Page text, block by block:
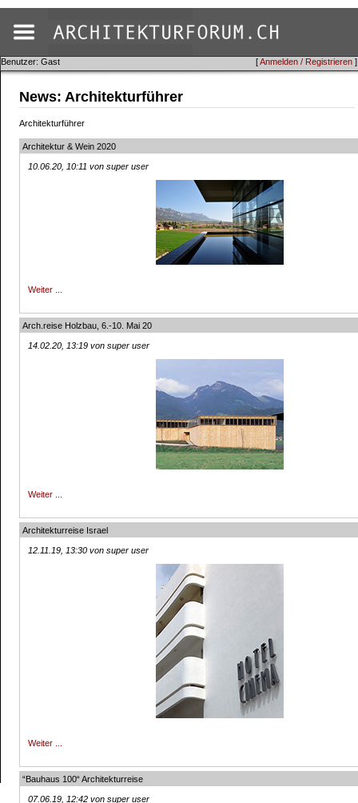
[Anmelden / Registrieren ]
Benutzer: Gast
News: Architekturführer
Architekturführer
Architektur & Wein 2020
10.06.20, 10:11 von super user
Weiter ...
Arch.reise Holzbau, 6.-10. Mai 20
14.02.20, 13:19 von super user
Weiter ...
Architekturreise Israel
12.11.19, 13:30 von super user
Weiter ...
“Bauhaus 100“ Architekturreise
07.06.19, 12:42 von super user